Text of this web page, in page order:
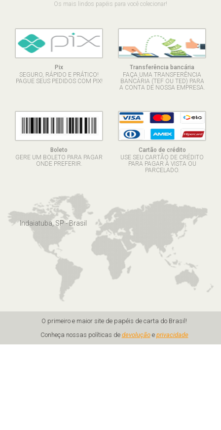
Os mais lindos papéis para você colecionar!
Pix
SEGURO, RÁPIDO E PRÁTICO!
PAGUE SEUS PEDIDOS COM PIX!
Transferência bancária
FAÇA UMA TRANSFERÊNCIA
BANCÁRIA (TEF OU TED) PARA
A CONTA DE NOSSA EMPRESA.
Boleto
GERE UM BOLETO PARA PAGAR
ONDE PREFERIR.
Cartão de crédito
USE SEU CARTÃO DE CRÉDITO
PARA PAGAR À VISTA OU
PARCELADO.
Indaiatuba, SP - Brasil
O primeiro e maior site de papéis de carta do Brasil!
Conheça nossas políticas de devoluçãoe privacidade